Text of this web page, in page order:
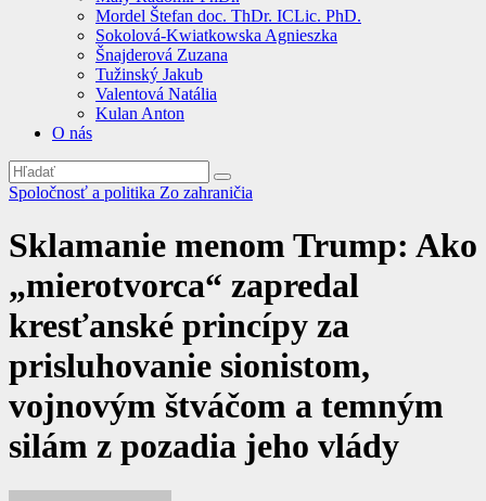
Mordel Štefan doc. ThDr. ICLic. PhD.
Sokolová-Kwiatkowska Agnieszka
Šnajderová Zuzana
Tužinský Jakub
Valentová Natália
Kulan Anton
O nás
Spoločnosť a politika Zo zahraničia
Sklamanie menom Trump: Ako
„mierotvorca“ zapredal
kresťanské princípy za
prisluhovanie sionistom,
vojnovým štváčom a temným
silám z pozadia jeho vlády